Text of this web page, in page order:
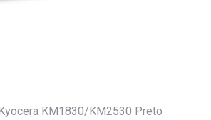
KM1830/KM2530 Preto